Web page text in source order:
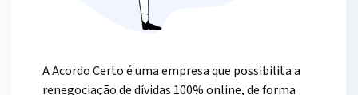
A Acordo Certo é uma empresa que possibilita a
renegociação de dívidas 100% online, de forma